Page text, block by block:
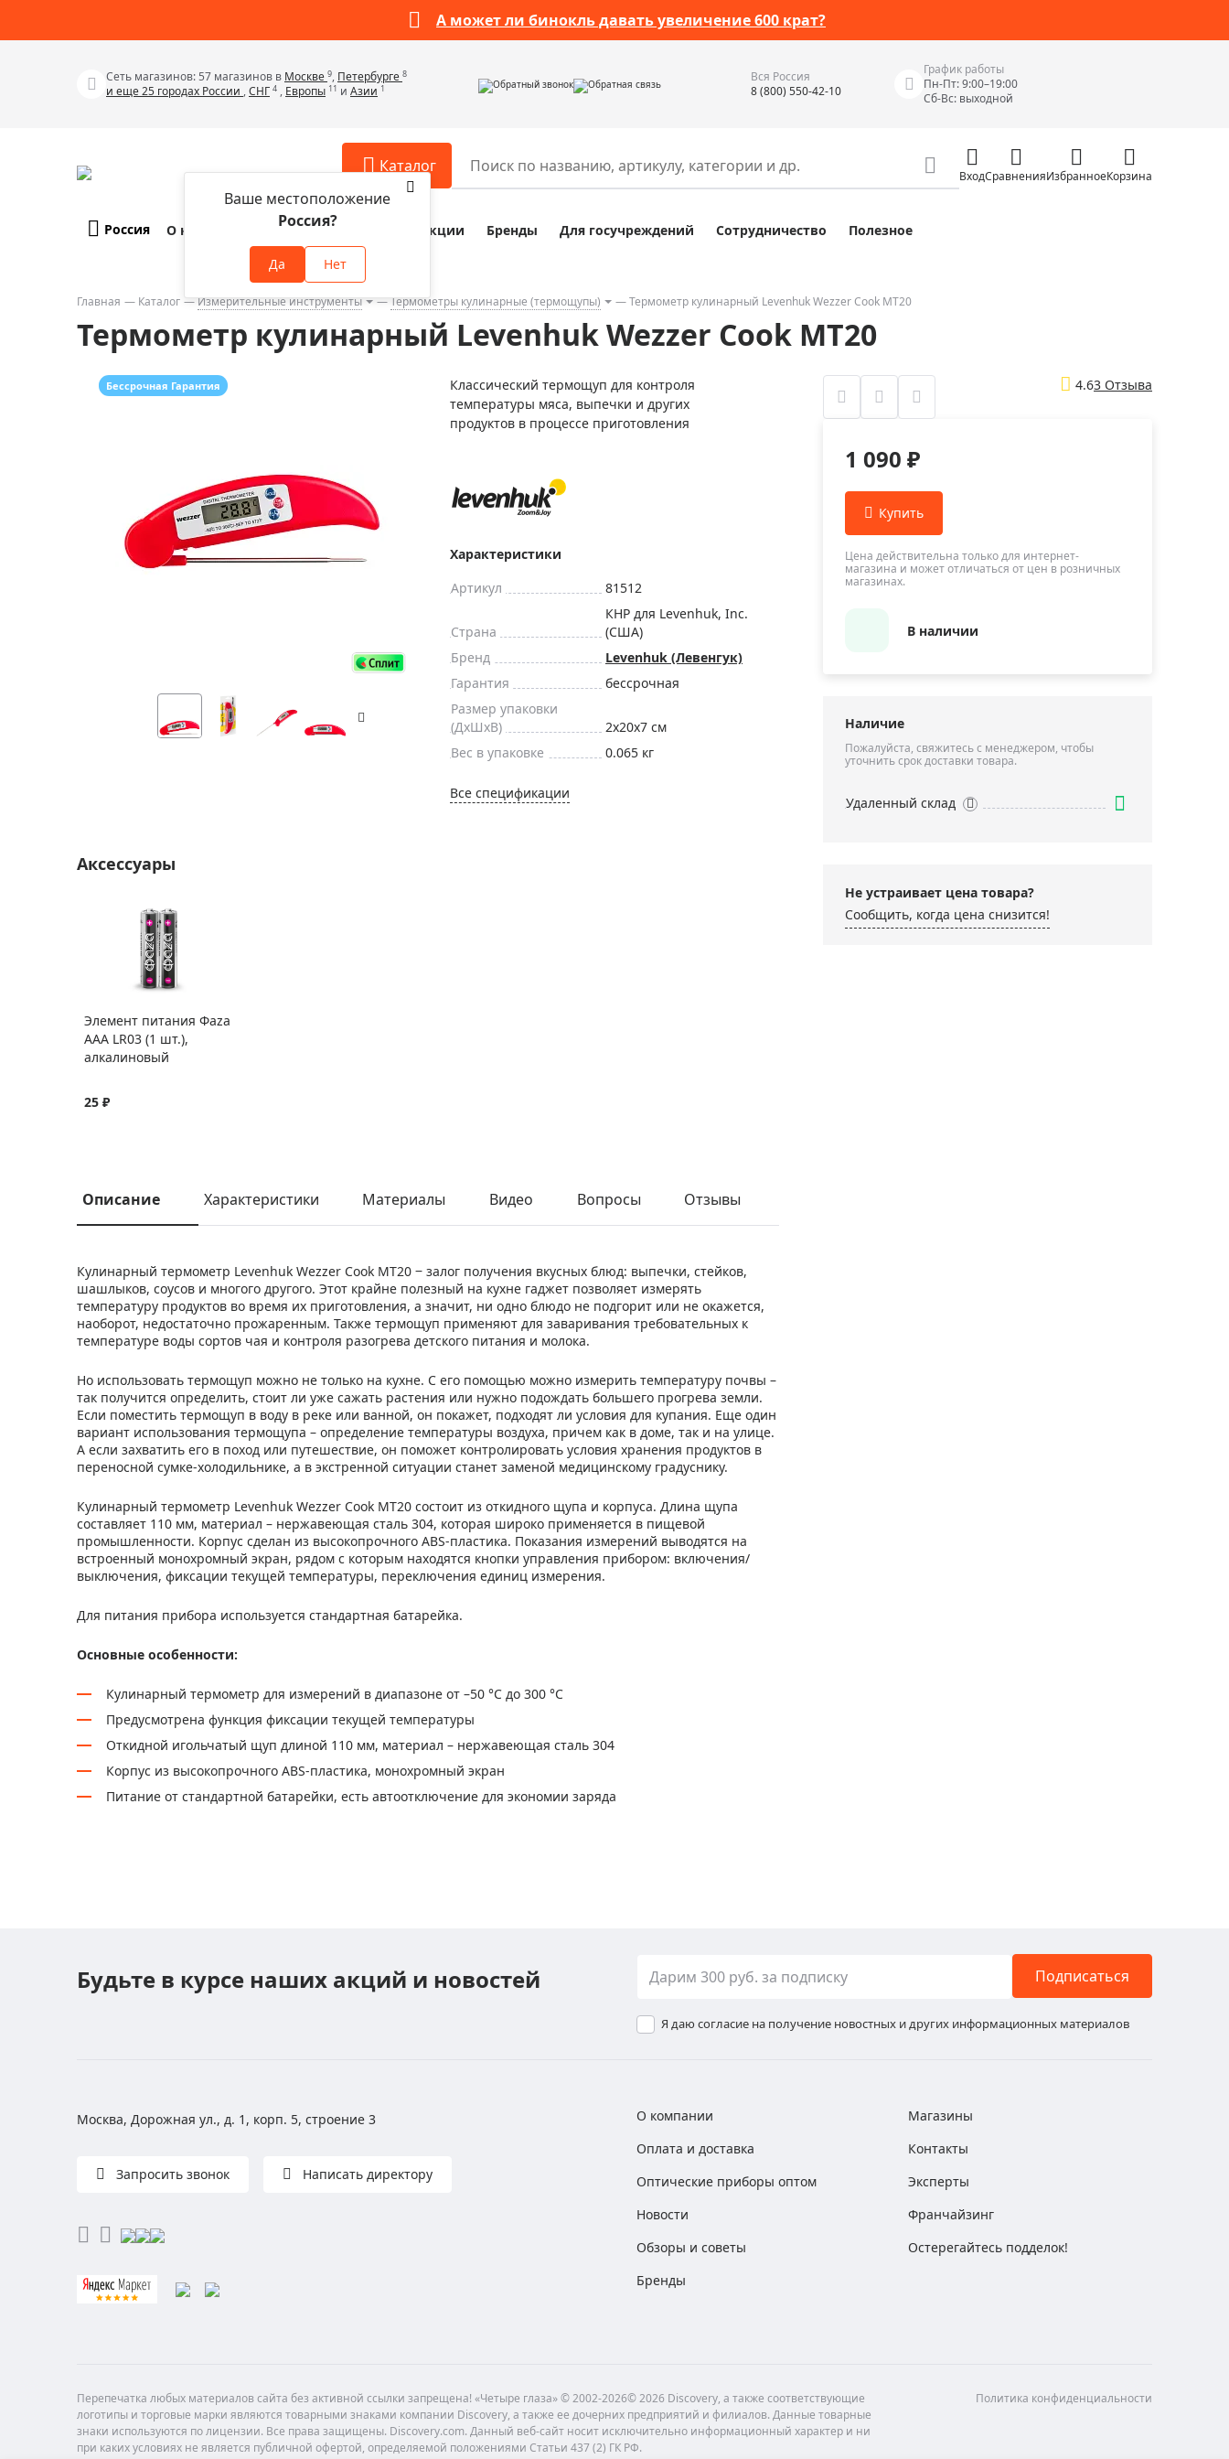
А может ли бинокль давать увеличение 600 крат?
Сеть магазинов: 57 магазинов в Москве 9, Петербурге 8
и еще 25 городах России ,СНГ 4 , Европы 11 и Азии 1 Обратный звонок Обратная связь
Вся Россия
8 (800) 550-42-10
График работы
Пн-Пт: 9:00–19:00
Сб-Вс: выходной
Каталог
Телескопы
Бинокли
Зрительные трубы
Лупы
Фотогаджеты
Метеостанции, барометры, часы
Подарки
Хиты продаж
Аксессуары для микроскопов
Аксессуары для зрительных труб
Аксессуары для биноклей
Аксессуары для луп
Аксессуары для приборов ночного
Распродажа оптики по специальным
ценам
Распродажа выставочных образцов
Разное
Компасы
Наборы исследователя Bresser Junior
Глобусы
Глобусы интерактивные
Карты, постеры, литература
Фонари
Элементы питания, карты памяти
Фотоловушки
Экшн-камеры
Фотооборудование
Мерч
Измерительные инструменты
Лазерные уровни
Приборы неразрушающего контроля
Приборы теплового контроля
Детекторы проводки
Влагомеры (датчики влажности)
Измерители параметров окружающей
среды
Видеоэндоскопы
Металлоискатели
Теодолиты
Прочее
ВходСравненияИзбранноеКорзина
Россия
Ваше местоположение
Россия?
Да Нет
О компании Оплата и доставка Акции Бренды Для госучреждений Сотрудничество Полезное
Главная Каталог Измерительные инструменты Термометры кулинарные (термощупы) Термометр кулинарный Levenhuk Wezzer Cook MT20
Термометр кулинарный Levenhuk Wezzer Cook MT20
Бессрочная Гарантия
Классический термощуп для контроля
температуры мяса, выпечки и других
продуктов в процессе приготовления
Характеристики
Артикул
81512
Страна
КНР для Levenhuk, Inc.
(США)
Бренд
Levenhuk (Левенгук)
Гарантия
бессрочная
Размер упаковки
(ДxШxВ)
2x20x7 см
Вес в упаковке
0.065 кг
Все спецификации
Аксессуары
Элемент питания Фаza
AAA LR03 (1 шт.),
алкалиновый
25 ₽
Описание Характеристики Материалы Видео Вопросы Отзывы
Кулинарный термометр Levenhuk Wezzer Cook MT20 ‒ залог получения вкусных блюд: выпечки, стейков,
шашлыков, соусов и многого другого. Этот крайне полезный на кухне гаджет позволяет измерять
температуру продуктов во время их приготовления, а значит, ни одно блюдо не подгорит или не окажется,
наоборот, недостаточно прожаренным. Также термощуп применяют для заваривания требовательных к
температуре воды сортов чая и контроля разогрева детского питания и молока.
Но использовать термощуп можно не только на кухне. С его помощью можно измерить температуру почвы –
так получится определить, стоит ли уже сажать растения или нужно подождать большего прогрева земли.
Если поместить термощуп в воду в реке или ванной, он покажет, подходят ли условия для купания. Еще один
вариант использования термощупа – определение температуры воздуха, причем как в доме, так и на улице.
А если захватить его в поход или путешествие, он поможет контролировать условия хранения продуктов в
переносной сумке-холодильнике, а в экстренной ситуации станет заменой медицинскому градуснику.
Кулинарный термометр Levenhuk Wezzer Cook MT20 состоит из откидного щупа и корпуса. Длина щупа
составляет 110 мм, материал – нержавеющая сталь 304, которая широко применяется в пищевой
промышленности. Корпус сделан из высокопрочного ABS-пластика. Показания измерений выводятся на
встроенный монохромный экран, рядом с которым находятся кнопки управления прибором: включения/
выключения, фиксации текущей температуры, переключения единиц измерения.
Для питания прибора используется стандартная батарейка.
Основные особенности:
Кулинарный термометр для измерений в диапазоне от –50 °C до 300 °C
Предусмотрена функция фиксации текущей температуры
Откидной игольчатый щуп длиной 110 мм, материал – нержавеющая сталь 304
Корпус из высокопрочного ABS-пластика, монохромный экран
Питание от стандартной батарейки, есть автоотключение для экономии заряда
4.63 Отзыва
1 090 ₽
Цена действительна только для интернет-
магазина и может отличаться от цен в розничных
магазинах.
В наличии
Наличие
Пожалуйста, свяжитесь с менеджером, чтобы
уточнить срок доставки товара.
Удаленный склад
Не устраивает цена товара?
Сообщить, когда цена снизится!
Будьте в курсе наших акций и новостей Подписаться
Я даю согласие на получение новостных и других информационных материалов
Москва, Дорожная ул., д. 1, корп. 5, строение 3
Запросить звонок Написать директору
О компании
Оплата и доставка
Оптические приборы оптом
Новости
Обзоры и советы
Бренды
Магазины
Контакты
Эксперты
Франчайзинг
Остерегайтесь подделок!
Перепечатка любых материалов сайта без активной ссылки запрещена! «Четыре глаза» © 2002-2026© 2026 Discovery, а также соответствующие
логотипы и торговые марки являются товарными знаками компании Discovery, а также ее дочерних предприятий и филиалов. Данные товарные
знаки используются по лицензии. Все права защищены. Discovery.com. Данный веб-сайт носит исключительно информационный характер и ни
при каких условиях не является публичной офертой, определяемой положениями Статьи 437 (2) ГК РФ.
Политика конфиденциальности